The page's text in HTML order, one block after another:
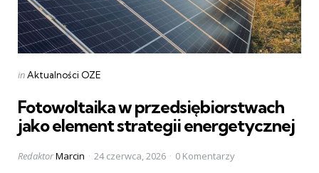
Categories
Posted
inAktualności OZE
Fotowoltaika w przedsiębiorstwach
jako element strategii energetycznej
Posted
RedaktorMarcin 24 czerwca, 2026 0 Komentarzy